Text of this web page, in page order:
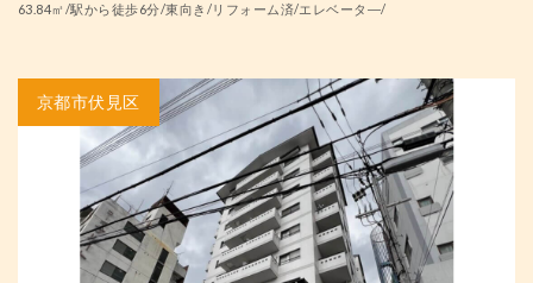
63.84㎡/駅から徒歩6分/東向き/リフォーム済/エレベータ―/
京都市伏見区